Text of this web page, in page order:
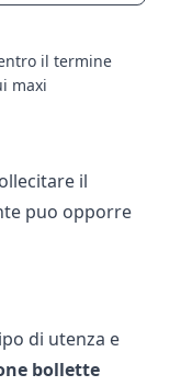
il termine
maxi
il
puo opporre
di utenza e
bollette